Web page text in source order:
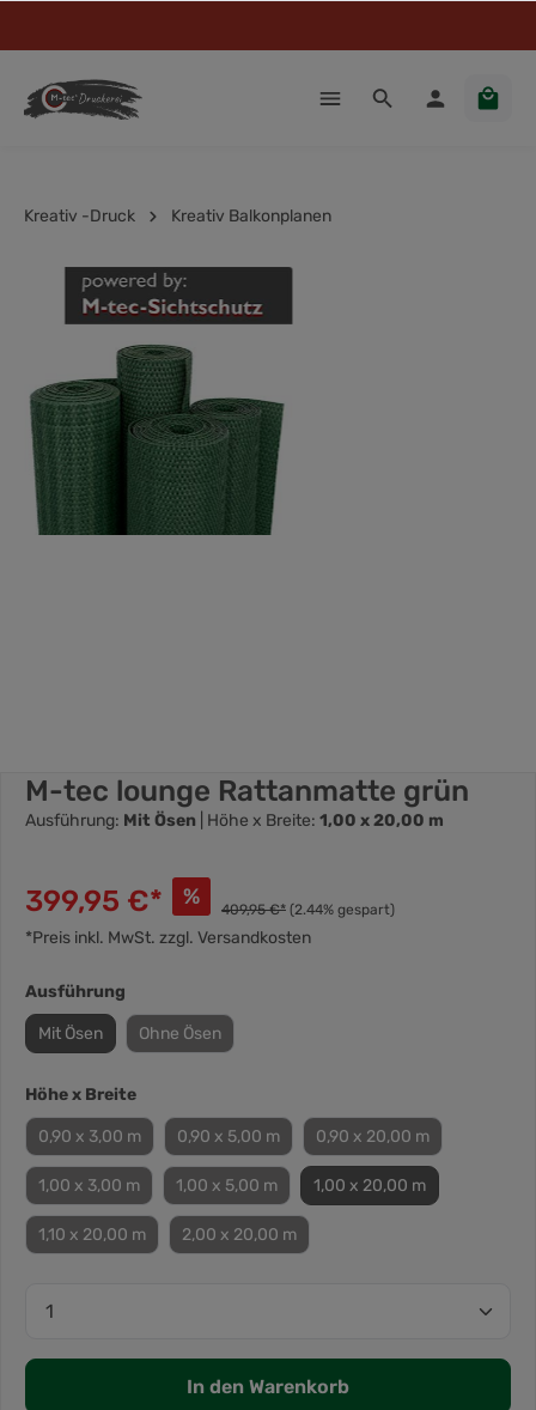
Kreativ -Druck Kreativ Balkonplanen
M-tec lounge Rattanmatte grün
Ausführung: Mit Ösen | Höhe x Breite: 1,00 x 20,00 m
399,95 €* % 409,95 €* (2.44% gespart)
*Preis inkl. MwSt. zzgl. Versandkosten
Ausführung
Mit Ösen Ohne Ösen
Höhe x Breite
0,90 x 3,00 m 0,90 x 5,00 m 0,90 x 20,00 m
1,00 x 3,00 m 1,00 x 5,00 m 1,00 x 20,00 m
1,10 x 20,00 m 2,00 x 20,00 m
In den Warenkorb